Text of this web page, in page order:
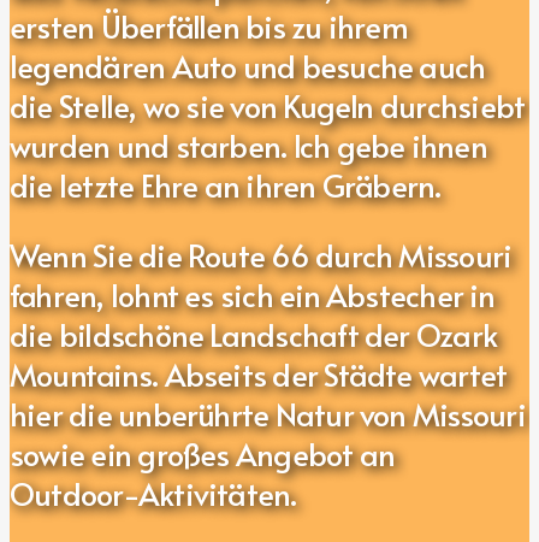
ersten Überfällen bis zu ihrem
legendären Auto und besuche auch
die Stelle, wo sie von Kugeln durchsiebt
wurden und starben. Ich gebe ihnen
die letzte Ehre an ihren Gräbern.
Wenn Sie die Route 66 durch Missouri
fahren, lohnt es sich ein Abstecher in
die bildschöne Landschaft der Ozark
Mountains. Abseits der Städte wartet
hier die unberührte Natur von Missouri
sowie ein großes Angebot an
Outdoor-Aktivitäten.